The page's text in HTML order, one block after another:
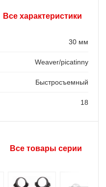
Все характеристики
30 мм
Weaver/picatinny
Быстросъемный
18
Все товары серии